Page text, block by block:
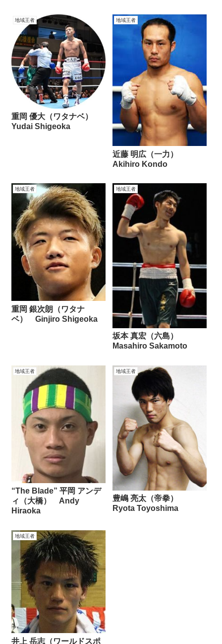
地域王者
重岡 優大（ワタナベ）
Yudai Shigeoka
地域王者
近藤 明広（一力）
Akihiro Kondo
地域王者
重岡 銀次朗（ワタナ
ベ） Ginjiro Shigeoka
地域王者
坂本 真宏（六島）
Masahiro Sakamoto
地域王者
“The Blade” 平岡 アンデ
ィ（大橋） Andy
Hiraoka
地域王者
豊嶋 亮太（帝拳）
Ryota Toyoshima
地域王者
井上 岳志（ワールドスポ